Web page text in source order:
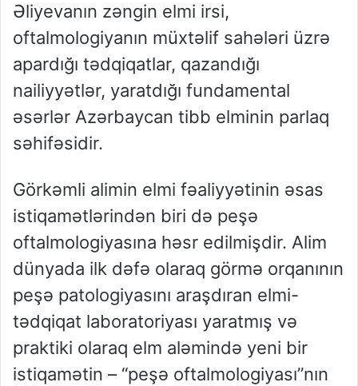
Əliyevanın zəngin elmi irsi,
oftalmologiyanın müxtəlif sahələri üzrə
apardığı tədqiqatlar, qazandığı
nailiyyətlər, yaratdığı fundamental
əsərlər Azərbaycan tibb elminin parlaq
səhifəsidir.
Görkəmli alimin elmi fəaliyyətinin əsas
istiqamətlərindən biri də peşə
oftalmologiyasına həsr edilmişdir. Alim
dünyada ilk dəfə olaraq görmə orqanının
peşə patologiyasını araşdıran elmi-
tədqiqat laboratoriyası yaratmış və
praktiki olaraq elm aləmində yeni bir
istiqamətin – “peşə oftalmologiyası”nın